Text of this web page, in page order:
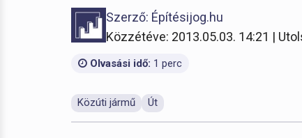
Szerző: Építésijog.hu
Közzétéve: 2013.05.03. 14:21 |
Olvasási idő: 1 perc
Közúti jármű Út